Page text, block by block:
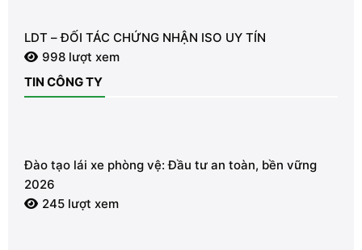
LDT – ĐỐI TÁC CHỨNG NHẬN ISO UY TÍN
998 lượt xem
TIN CÔNG TY
Đào tạo lái xe phòng vệ: Đầu tư an toàn, bền vững
2026
245 lượt xem